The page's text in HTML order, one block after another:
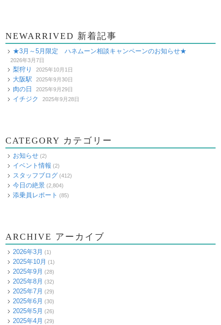
NEWARRIVED 新着記事
★3月～5月限定 ハネムーン相談キャンペーンのお知らせ★
2026年3月7日
梨狩り 2025年10月1日
大阪駅 2025年9月30日
肉の日 2025年9月29日
イチジク 2025年9月28日
CATEGORY カテゴリー
お知らせ (2)
イベント情報 (2)
スタッフブログ (412)
今日の絶景 (2,804)
添乗員レポート (85)
ARCHIVE アーカイブ
2026年3月 (1)
2025年10月 (1)
2025年9月 (28)
2025年8月 (32)
2025年7月 (29)
2025年6月 (30)
2025年5月 (26)
2025年4月 (29)